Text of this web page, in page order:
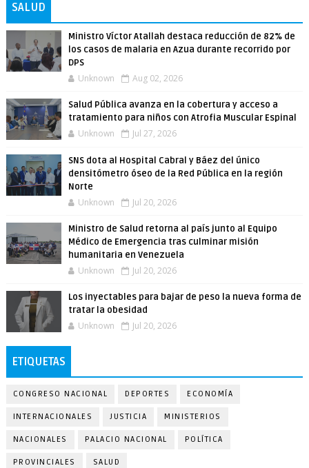
SALUD
Ministro Víctor Atallah destaca reducción de 82% de
los casos de malaria en Azua durante recorrido por
DPS
Unknown Aug 02, 2026
Salud Pública avanza en la cobertura y acceso a
tratamiento para niños con Atrofia Muscular Espinal
Unknown Jul 27, 2026
SNS dota al Hospital Cabral y Báez del único
densitómetro óseo de la Red Pública en la región
Norte
Unknown Jul 20, 2026
Ministro de Salud retorna al país junto al Equipo
Médico de Emergencia tras culminar misión
humanitaria en Venezuela
Unknown Jul 20, 2026
Los inyectables para bajar de peso la nueva forma de
tratar la obesidad
Unknown Jul 20, 2026
ETIQUETAS
CONGRESO NACIONAL DEPORTES ECONOMÍA
INTERNACIONALES JUSTICIA MINISTERIOS
NACIONALES PALACIO NACIONAL POLÍTICA
PROVINCIALES SALUD